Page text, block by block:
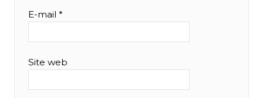
E-mail *
Site web